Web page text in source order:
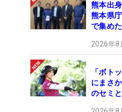
熊本出
熊本県
で集め
2026年8
「ボト
にまさ
のセミ